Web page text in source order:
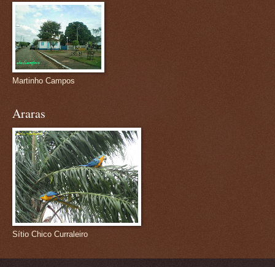
Martinho Campos
Araras
Sítio Chico Curraleiro